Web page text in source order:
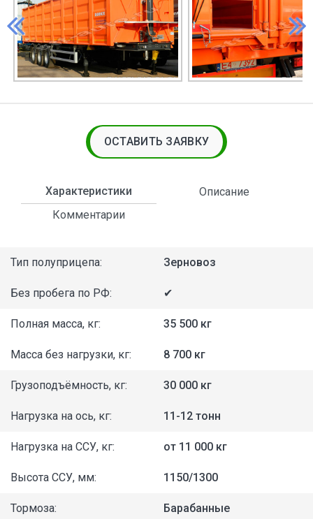
Характеристики
Описание
Комментарии
ОСТАВИТЬ ЗАЯВКУ
Тип полуприцепа: Зерновоз
Без пробега по РФ: ✔
Полная масса, кг: 35 500 кг
Масса без нагрузки, кг: 8 700 кг
Грузоподъёмность, кг: 30 000 кг
Нагрузка на ось, кг: 11-12 тонн
Нагрузка на ССУ, кг: от 11 000 кг
Высота ССУ, мм: 1150/1300
Тормоза: Барабанные